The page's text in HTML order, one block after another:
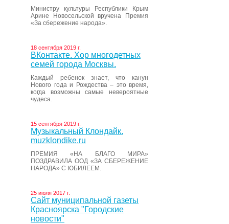
Министру культуры Республики Крым
Арине Новосельской вручена Премия
«За сбережение народа».
18 сентября 2019 г.
ВКонтакте. Хор многодетных
семей города Москвы.
Каждый ребенок знает, что канун
Нового года и Рождества – это время,
когда возможны самые невероятные
чудеса.
15 сентября 2019 г.
Музыкальный Клондайк.
muzklondike.ru
ПРЕМИЯ «НА БЛАГО МИРА»
ПОЗДРАВИЛА ООД «ЗА СБЕРЕЖЕНИЕ
НАРОДА» С ЮБИЛЕЕМ.
25 июля 2017 г.
Сайт муниципальной газеты
Красноярска "Городские
новости"